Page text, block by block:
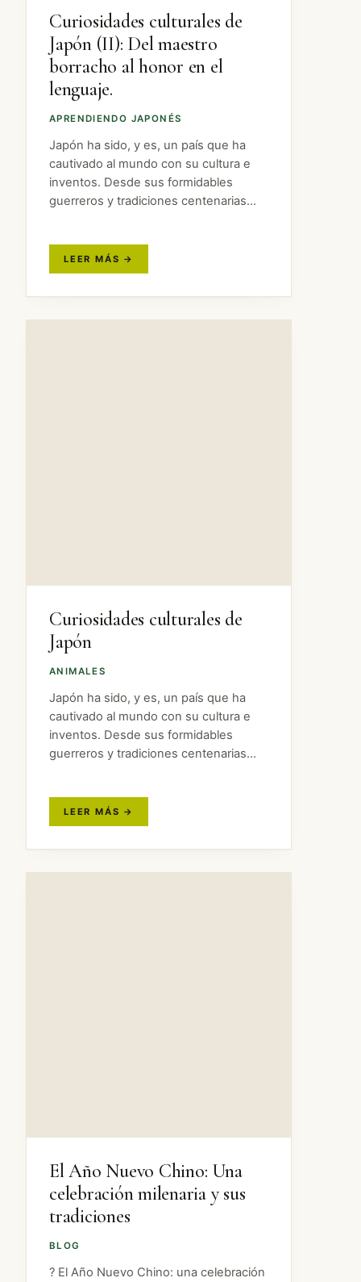
APRENDIENDO JAPONÉS
Curiosidades culturales de
Japón (II): Del maestro
borracho al honor en el
lenguaje.
Japón ha sido, y es, un país que ha
cautivado al mundo con su cultura e
inventos. Desde sus formidables
guerreros y tradiciones centenarias
más que…
ANIMALES
Curiosidades culturales de
Japón
Japón ha sido, y es, un país que ha
cautivado al mundo con su cultura e
inventos. Desde sus formidables
guerreros y tradiciones centenarias
más que…
BLOG
El Año Nuevo Chino: Una
celebración milenaria y sus
tradiciones
? El Año Nuevo Chino: una celebración